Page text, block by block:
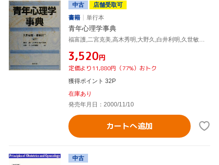
中古
店舗受取可
書籍
単行本
青年心理学事典
福富護,二宮克美,高木秀明,大野久,白井利明,久世敏雄,斎藤耕二
¥3,520円
定価より11,880円（77%）おトク
獲得ポイント 32P
在庫あり
発売年月日：2000/11/10
カートへ追加
中古